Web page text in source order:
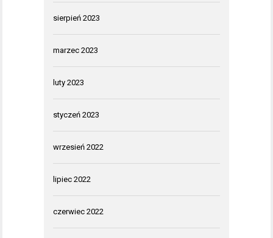
sierpień 2023
marzec 2023
luty 2023
styczeń 2023
wrzesień 2022
lipiec 2022
czerwiec 2022